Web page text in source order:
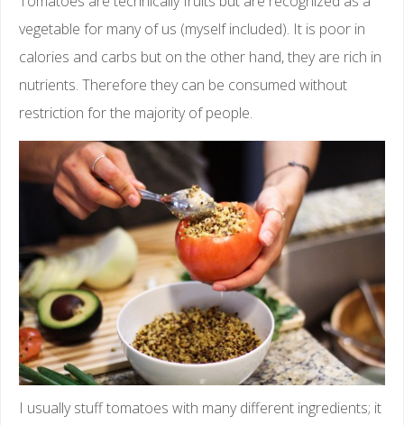
vegetable for many of us (myself included). It is poor in
calories and carbs but on the other hand, they are rich in
nutrients. Therefore they can be consumed without
restriction for the majority of people.
I usually stuff tomatoes with many different ingredients; it